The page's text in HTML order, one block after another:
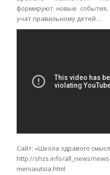
формируют новые
учат правильному детей…
Сайт: «Школа здравого
http://shzs.info/all_news/
meniaiutsia.html